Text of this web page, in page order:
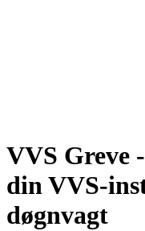
VVS Greve -
din VVS-
døgnvagt